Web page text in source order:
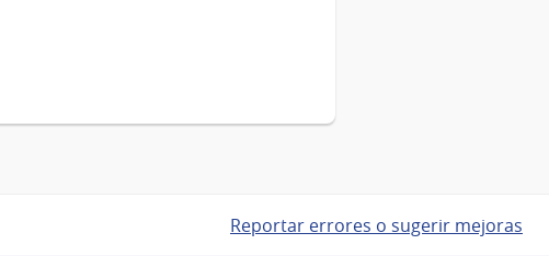
Reportar errores o sugerir mejoras